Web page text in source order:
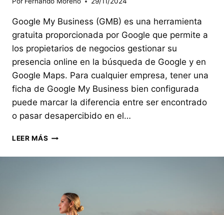
Google My Business (GMB) es una herramienta
gratuita proporcionada por Google que permite a
los propietarios de negocios gestionar su
presencia online en la búsqueda de Google y en
Google Maps. Para cualquier empresa, tener una
ficha de Google My Business bien configurada
puede marcar la diferencia entre ser encontrado
o pasar desapercibido en el…
LEER MÁS ¿QUÉ
GOOGLE
CÓMO
FUNCIONA?